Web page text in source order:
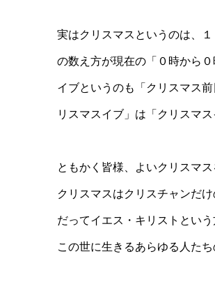
実はクリスマスというのは、
の数え方が現在の「０時から
イブというのも「クリスマス
リスマスイブ」は「クリスマ
ともかく皆様、よいクリスマス
クリスマスはクリスチャンだけ
だってイエス・キリストとい
この世に生きるあらゆる人た